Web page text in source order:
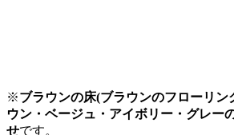
※ブラウンの床(ブラウンのフローリン
ウン・ベージュ・アイボリー・グレー
せです。